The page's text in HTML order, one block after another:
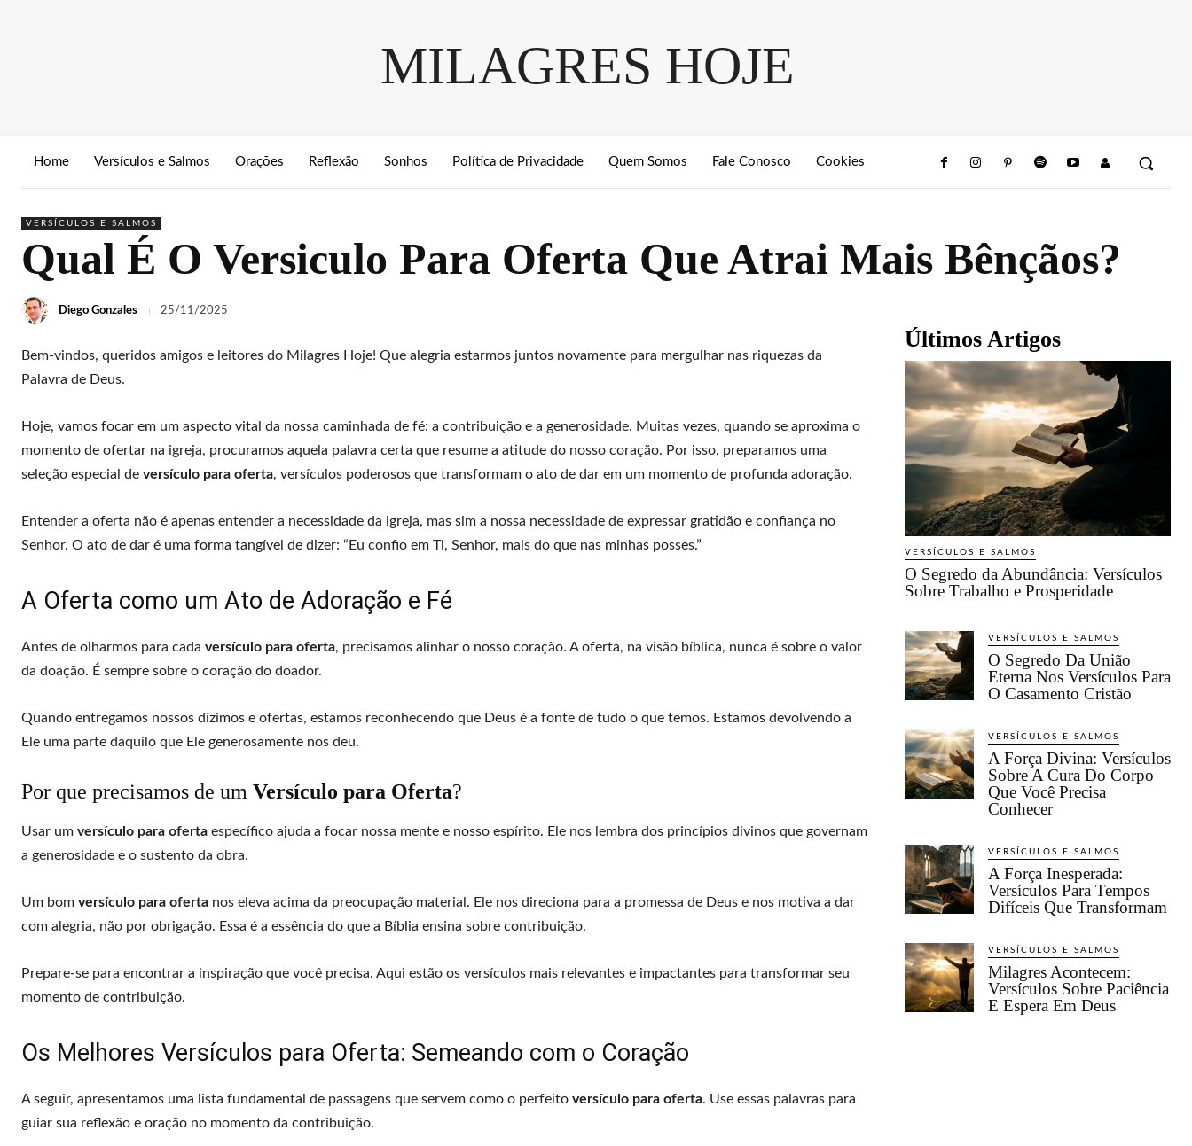
MILAGRES HOJE
Home Versículos e Salmos Orações Reflexão Sonhos Política de Privacidade Quem Somos Fale Conosco Cookies
VERSÍCULOS E SALMOS
Qual É O Versiculo Para Oferta Que Atrai Mais Bênçãos?
Diego Gonzales 25/11/2025
Bem-vindos, queridos amigos e leitores do Milagres Hoje! Que alegria estarmos juntos novamente para mergulhar nas riquezas da
Palavra de Deus.
Hoje, vamos focar em um aspecto vital da nossa caminhada de fé: a contribuição e a generosidade. Muitas vezes, quando se aproxima o
momento de ofertar na igreja, procuramos aquela palavra certa que resume a atitude do nosso coração. Por isso, preparamos uma
seleção especial de versículo para oferta, versículos poderosos que transformam o ato de dar em um momento de profunda adoração.
Entender a oferta não é apenas entender a necessidade da igreja, mas sim a nossa necessidade de expressar gratidão e confiança no
Senhor. O ato de dar é uma forma tangível de dizer: “Eu confio em Ti, Senhor, mais do que nas minhas posses.”
A Oferta como um Ato de Adoração e Fé
Antes de olharmos para cada versículo para oferta, precisamos alinhar o nosso coração. A oferta, na visão bíblica, nunca é sobre o valor
da doação. É sempre sobre o coração do doador.
Quando entregamos nossos dízimos e ofertas, estamos reconhecendo que Deus é a fonte de tudo o que temos. Estamos devolvendo a
Ele uma parte daquilo que Ele generosamente nos deu.
Por que precisamos de um Versículo para Oferta?
Usar um versículo para oferta específico ajuda a focar nossa mente e nosso espírito. Ele nos lembra dos princípios divinos que governam
a generosidade e o sustento da obra.
Um bom versículo para oferta nos eleva acima da preocupação material. Ele nos direciona para a promessa de Deus e nos motiva a dar
com alegria, não por obrigação. Essa é a essência do que a Bíblia ensina sobre contribuição.
Prepare-se para encontrar a inspiração que você precisa. Aqui estão os versículos mais relevantes e impactantes para transformar seu
momento de contribuição.
Os Melhores Versículos para Oferta: Semeando com o Coração
A seguir, apresentamos uma lista fundamental de passagens que servem como o perfeito versículo para oferta. Use essas palavras para
guiar sua reflexão e oração no momento da contribuição.
Últimos Artigos
VERSÍCULOS E SALMOS
O Segredo da Abundância: Versículos
Sobre Trabalho e Prosperidade
VERSÍCULOS E SALMOS
O Segredo Da União
Eterna Nos Versículos Para
O Casamento Cristão
VERSÍCULOS E SALMOS
A Força Divina: Versículos
Sobre A Cura Do Corpo
Que Você Precisa
Conhecer
VERSÍCULOS E SALMOS
A Força Inesperada:
Versículos Para Tempos
Difíceis Que Transformam
VERSÍCULOS E SALMOS
Milagres Acontecem:
Versículos Sobre Paciência
E Espera Em Deus